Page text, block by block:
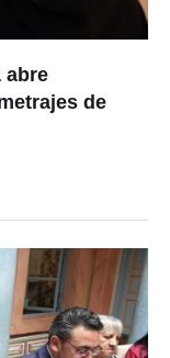
abre
de